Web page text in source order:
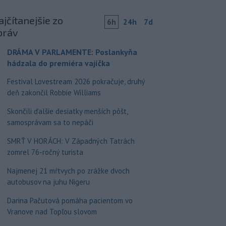
zo
6h 24h 7d
DRÁMA V PARLAMENTE: Poslankyňa
hádzala do premiéra vajíčka
Festival Lovestream 2026 pokračuje, druhý
deň zakončil Robbie Williams
Skončili ďalšie desiatky menších pôšt,
samosprávam sa to nepáči
SMRŤ V HORÁCH: V Západných Tatrách
zomrel 76-ročný turista
Najmenej 21 mŕtvych po zrážke dvoch
autobusov na juhu Nigeru
Darina Pačutová pomáha pacientom vo
Vranove nad Topľou slovom